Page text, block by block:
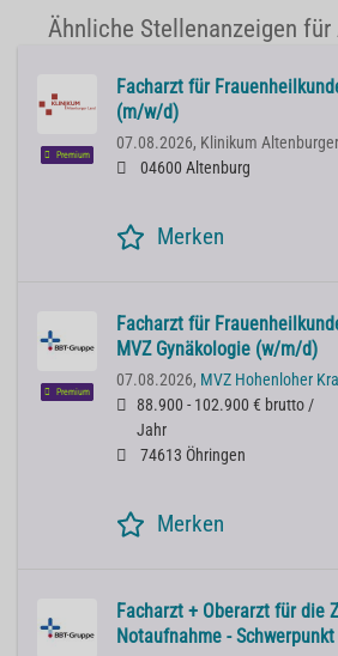
Ähnliche Stellenanzeigen
Premium
Facharzt für
(m/w/d)
07.08.2026, Klinikum
04600 Altenburg
Merken
Premium
Facharzt für
MVZ Gynäkologie (w/m/d)
07.08.2026, MVZ Hohenloher
88.900 - 102.900 € brutto /
Jahr
74613 Öhringen
Merken
Facharzt + Oberarzt für die
Notaufnahme -